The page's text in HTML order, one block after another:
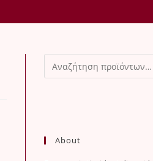
About